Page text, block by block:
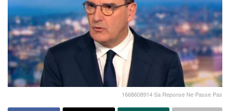
1668608914 Sa Reponse Ne Passe Pas